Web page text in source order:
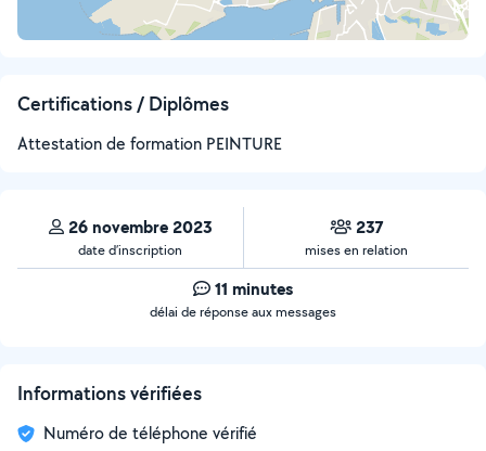
Certifications / Diplômes
Attestation de formation PEINTURE
26 novembre 2023
date d’inscription
237
mises en relation
11 minutes
délai de réponse aux messages
Informations vérifiées
Numéro de téléphone vérifié